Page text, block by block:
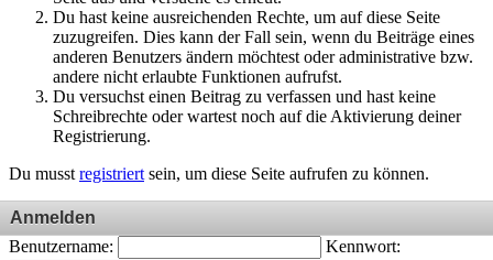
Du hast keine ausreichenden Rechte, um auf diese Seite
zuzugreifen. Dies kann der Fall sein, wenn du Beiträge eines
anderen Benutzers ändern möchtest oder administrative bzw.
andere nicht erlaubte Funktionen aufrufst.
Du versuchst einen Beitrag zu verfassen und hast keine
Schreibrechte oder wartest noch auf die Aktivierung deiner
Registrierung.
Du musst registriert sein, um diese Seite aufrufen zu können.
Anmelden
Benutzername:
Kennwort: